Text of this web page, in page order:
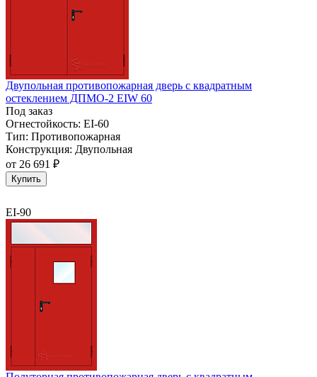
Двупольная противопожарная дверь с квадратным
остеклением ДПМО-2 EIW 60
Под заказ
Огнестойкость: EI-60
Тип: Противопожарная
Конструкция: Двупольная
от 26 691 ₽
Купить
EI-90